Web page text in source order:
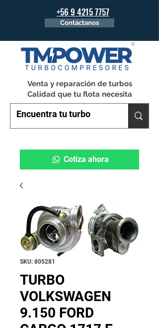
+56 9 4215 7757
Contáctanos
Venta y reparación de turbos
Calidad que tu flota necesita
Cotiza ahora
SKU: 805281
TURBO
VOLKSWAGEN
9.150 FORD